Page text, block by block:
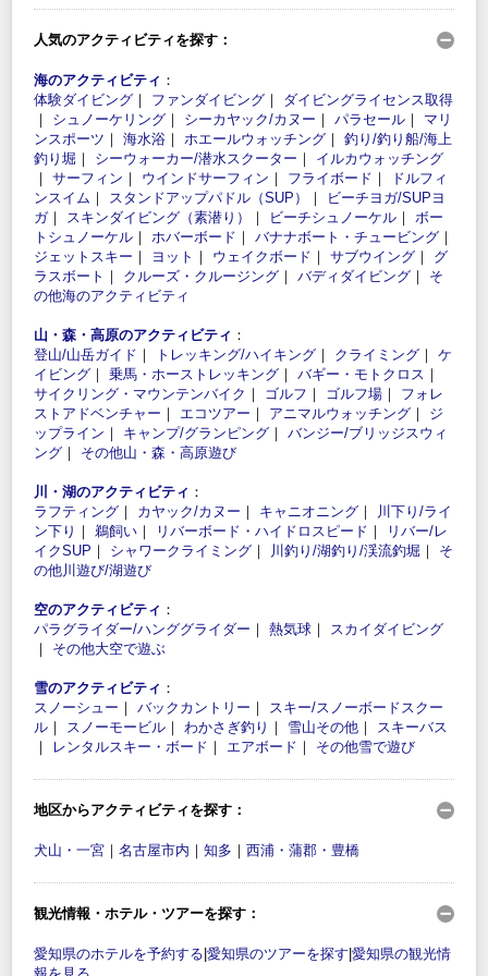
人気のアクティビティを探す：
海のアクティビティ ：
体験ダイビング ｜ ファンダイビング ｜ ダイビングライセンス取得
｜ シュノーケリング ｜ シーカヤック/カヌー ｜ パラセール ｜ マリ
ンスポーツ ｜ 海水浴 ｜ ホエールウォッチング ｜ 釣り/釣り船/海上
釣り堀 ｜ シーウォーカー/潜水スクーター ｜ イルカウォッチング
｜ サーフィン ｜ ウインドサーフィン ｜ フライボード ｜
ドルフィ
ンスイム ｜ スタンドアップパドル（SUP） ｜
ビーチヨガ/SUPヨ
ガ｜ スキンダイビング（素潜り） ｜ ビーチシュノーケル ｜ ボー
トシュノーケル ｜ ホバーボード ｜ バナナボート・チュービング ｜
ジェットスキー ｜ ヨット ｜ ウェイクボード ｜ サブウイング ｜ グ
ラスボート ｜ クルーズ・クルージング ｜ バディダイビング ｜ そ
の他海のアクティビティ
山・森・高原のアクティビティ ：
登山/山岳ガイド ｜ トレッキング/ハイキング ｜ クライミング ｜ ケ
イビング ｜ 乗馬・ホーストレッキング ｜ バギー・モトクロス ｜
サイクリング・マウンテンバイク ｜ ゴルフ ｜ ゴルフ場 ｜ フォレ
ストアドベンチャー ｜ エコツアー ｜ アニマルウォッチング ｜ ジ
ップライン ｜ キャンプ/グランピング ｜ バンジー/ブリッジスウィ
ング ｜ その他山・森・高原遊び
川・湖のアクティビティ ：
ラフティング ｜ カヤック/カヌー ｜ キャニオニング ｜
川下り/ライ
ン下り ｜ 鵜飼い ｜ リバーボード・ハイドロスピード ｜
リバー/レ
イクSUP ｜ シャワークライミング ｜ 川釣り/湖釣り/渓流釣堀 ｜ そ
の他川遊び/湖遊び
空のアクティビティ ：
パラグライダー/ハンググライダー ｜ 熱気球 ｜ スカイダイビング
｜ その他大空で遊ぶ
雪のアクティビティ ：
スノーシュー ｜ バックカントリー ｜ スキー/スノーボードスクー
ル ｜ スノーモービル ｜ わかさぎ釣り ｜ 雪山その他 ｜ スキーバス
｜
レンタルスキー・ボード ｜ エアボード ｜ その他雪で遊び
地区からアクティビティを探す：
犬山・一宮 ｜ 名古屋市内 ｜ 知多 ｜ 西浦・蒲郡・豊橋
観光情報・ホテル・ツアーを探す：
愛知県のホテルを予約する 愛知県のツアーを探す 愛知県の観光情